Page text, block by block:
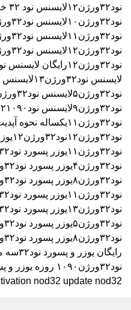
نود۳۲ورژن۱۱یکساله
نحوه
نود۳۲ورژن۱۲
نود۳۲ورژن۱۲ یوزر
نود۳۲ورژن۱۱
یوزر پسورد نود۳۲ورژن۱۲
نود۳۲ورژن۴
یوزر پسورد نود۳۲ورژن۵
نود۳۲ورژن۸
یوزر پسورد نود۳۲ورژن۱۰
یوزر پسورد نود۳۲ورژن۱۲
نود۳۲ورژن۱۳
یوزر پسورد نود۳۲ورژن۴
نود۳۲ورژن۵
یوزر پسورد نود۳۲ورژن۶
نود۳۲ورژن۸
یوزر پسورد نود۳۲ورژن۹
رایگان یوزر و پسورد نود۳۲سه ماهه رایگان
نود۳۲ورژن۱۰۹۰ روزه
یوزر و پسورد
nod32 update nod32